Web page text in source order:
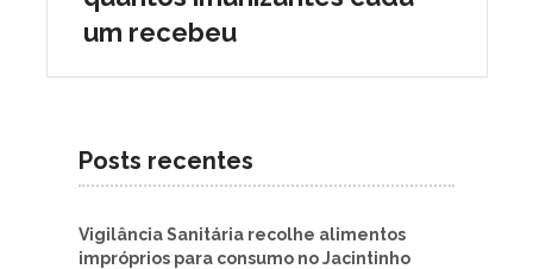
um recebeu
Posts recentes
Vigilância Sanitária recolhe alimentos
impróprios para consumo no Jacintinho